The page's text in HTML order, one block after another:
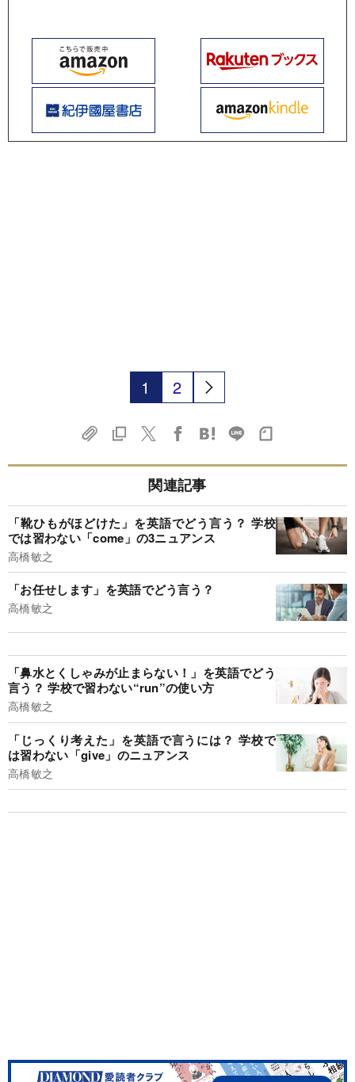
1 2
関連記事
「靴ひもがほどけた」を英語でどう言う？ 学校
では習わない「come」の3ニュアンス
高橋敏之
「お任せします」を英語でどう言う？
高橋敏之
「鼻水とくしゃみが止まらない！」を英語でどう
言う？ 学校で習わない“run”の使い方
高橋敏之
「じっくり考えた」を英語で言うには？ 学校で
は習わない「give」のニュアンス
高橋敏之